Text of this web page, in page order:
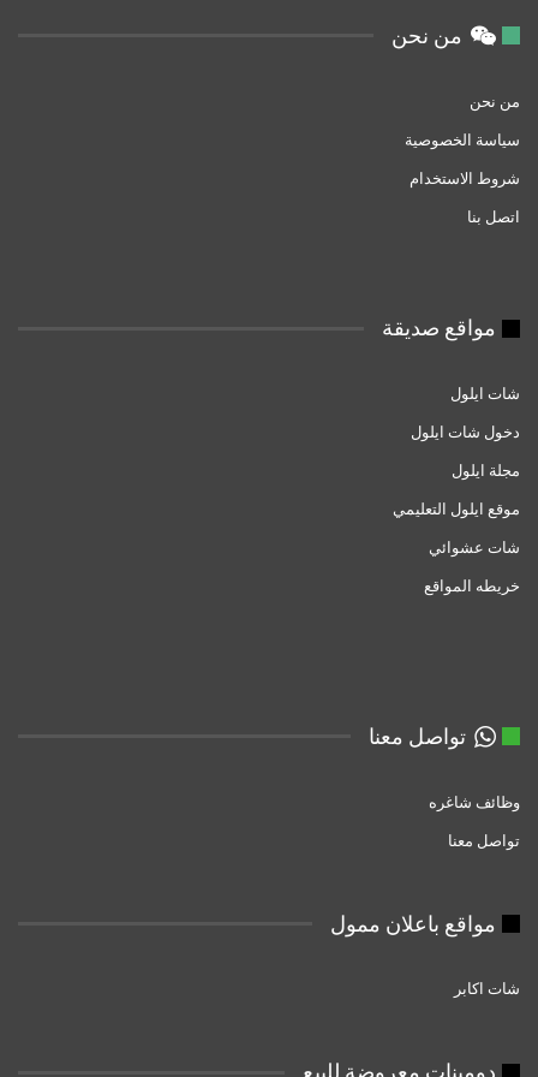
من نحن
من نحن
سياسة الخصوصية
شروط الاستخدام
اتصل بنا
مواقع صديقة
شات ايلول
دخول شات ايلول
مجلة ايلول
موقع ايلول التعليمي
شات عشوائي
خريطه المواقع
تواصل معنا
وظائف شاغره
تواصل معنا
مواقع باعلان ممول
شات اكابر
دومبنات معروضة للبيع